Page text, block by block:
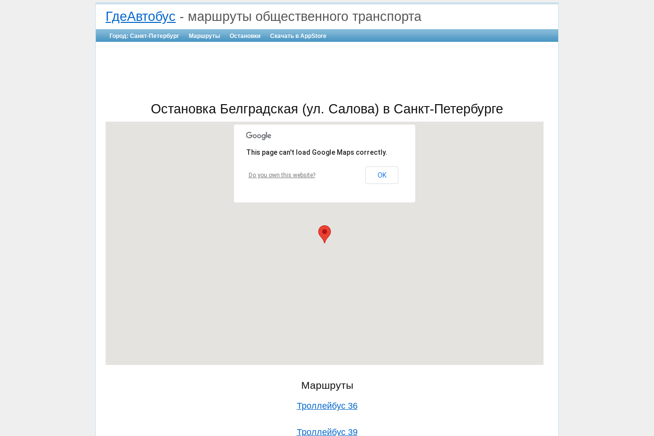
ГдеАвтобус - маршруты общественного транспорта
Город: Санкт-Петербург Маршруты Остановки Скачать в AppStore
Остановка Белградская (ул. Салова) в Санкт-Петербурге
This page can't load Google Maps correctly.
Do you own this website? OK
Маршруты
Троллейбус 36
Троллейбус 39